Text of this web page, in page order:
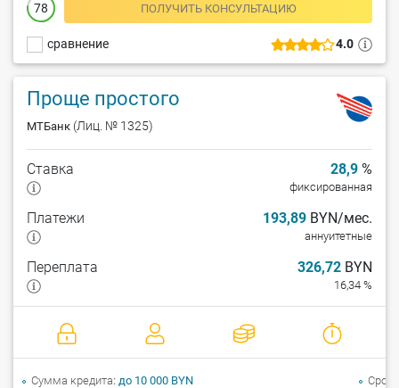
4.0
сравнение
78 ПОЛУЧИТЬ КОНСУЛЬТАЦИЮ
Проще простого
МТБанк (Лиц. № 1325)
Ставка 28,9 %
фиксированная
Платежи 193,89 BYN/мес.
аннуитетные
Переплата 326,72 BYN
16,34 %
Сумма кредита до 10 000 BYN
Срок